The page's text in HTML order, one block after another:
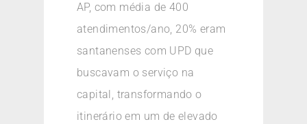
AP, com média de 400
atendimentos/ano, 20% eram
santanenses com UPD que
buscavam o serviço na
capital, transformando o
itinerário em um de elevado